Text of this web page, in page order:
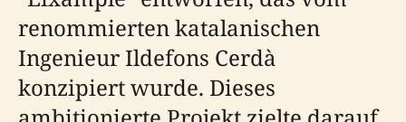
renommierten katalanischen
Ingenieur Ildefons Cerdà
konzipiert wurde. Dieses